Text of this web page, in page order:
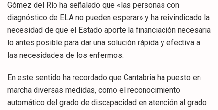
Gómez del Río ha señalado que «las personas con
diagnóstico de ELA no pueden esperar» y ha reivindicado la
necesidad de que el Estado aporte la financiación necesaria
lo antes posible para dar una solución rápida y efectiva a
las necesidades de los enfermos.
En este sentido ha recordado que Cantabria ha puesto en
marcha diversas medidas, como el reconocimiento
automático del grado de discapacidad en atención al grado